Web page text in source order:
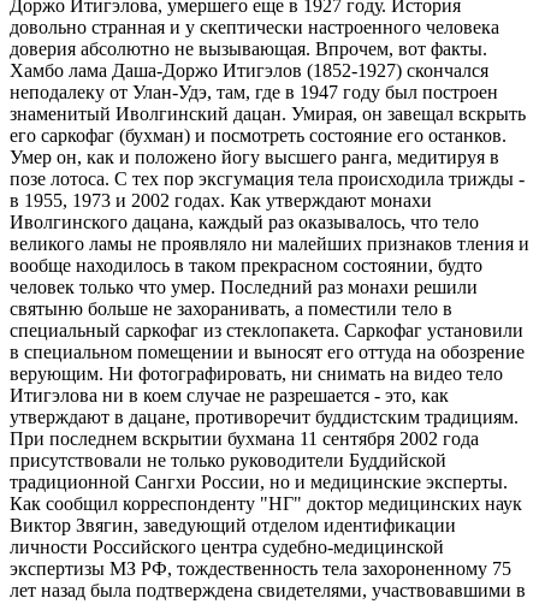
Доржо Итигэлова, умершего еще в 1927 году. История
довольно странная и у скептически настроенного человека
доверия абсолютно не вызывающая. Впрочем, вот факты.
Хамбо лама Даша-Доржо Итигэлов (1852-1927) скончался
неподалеку от Улан-Удэ, там, где в 1947 году был построен
знаменитый Иволгинский дацан. Умирая, он завещал вскрыть
его саркофаг (бухман) и посмотреть состояние его останков.
Умер он, как и положено йогу высшего ранга, медитируя в
позе лотоса. С тех пор эксгумация тела происходила трижды -
в 1955, 1973 и 2002 годах. Как утверждают монахи
Иволгинского дацана, каждый раз оказывалось, что тело
великого ламы не проявляло ни малейших признаков тления и
вообще находилось в таком прекрасном состоянии, будто
человек только что умер. Последний раз монахи решили
святыню больше не захоранивать, а поместили тело в
специальный саркофаг из стеклопакета. Саркофаг установили
в специальном помещении и выносят его оттуда на обозрение
верующим. Ни фотографировать, ни снимать на видео тело
Итигэлова ни в коем случае не разрешается - это, как
утверждают в дацане, противоречит буддистским традициям.
При последнем вскрытии бухмана 11 сентября 2002 года
присутствовали не только руководители Буддийской
традиционной Сангхи России, но и медицинские эксперты.
Как сообщил корреспонденту "НГ" доктор медицинских наук
Виктор Звягин, заведующий отделом идентификации
личности Российского центра судебно-медицинской
экспертизы МЗ РФ, тождественность тела захороненному 75
лет назад была подтверждена свидетелями, участвовавшими в